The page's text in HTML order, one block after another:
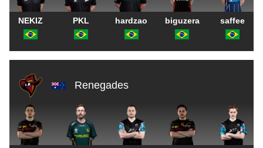
NEKIZ PKL hardzao biguzera saffee
Renegades